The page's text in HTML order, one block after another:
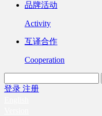
品牌活动
Activity
互译合作
Cooperation
登录 注册